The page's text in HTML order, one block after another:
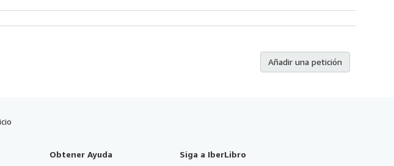
Añadir una petición
Obtener Ayuda Siga a IberLibro